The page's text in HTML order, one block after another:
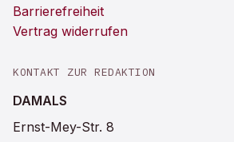
Barrierefreiheit
Vertrag widerrufen
KONTAKT ZUR REDAKTION
DAMALS
Ernst-Mey-Str. 8